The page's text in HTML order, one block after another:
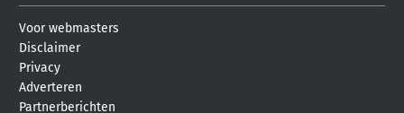
Voor webmasters
Disclaimer
Privacy
Adverteren
Partnerberichten